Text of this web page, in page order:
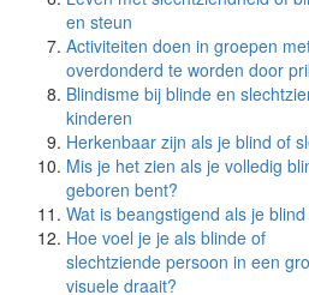
en steun
Activiteiten doen in groepen
overdonderd te worden door
Blindisme bij blinde en
kinderen
Herkenbaar zijn als je blind of
Mis je het zien als je volledig
geboren bent?
Wat is beangstigend als je
Hoe voel je je als blinde of
slechtziende persoon in een
visuele draait?